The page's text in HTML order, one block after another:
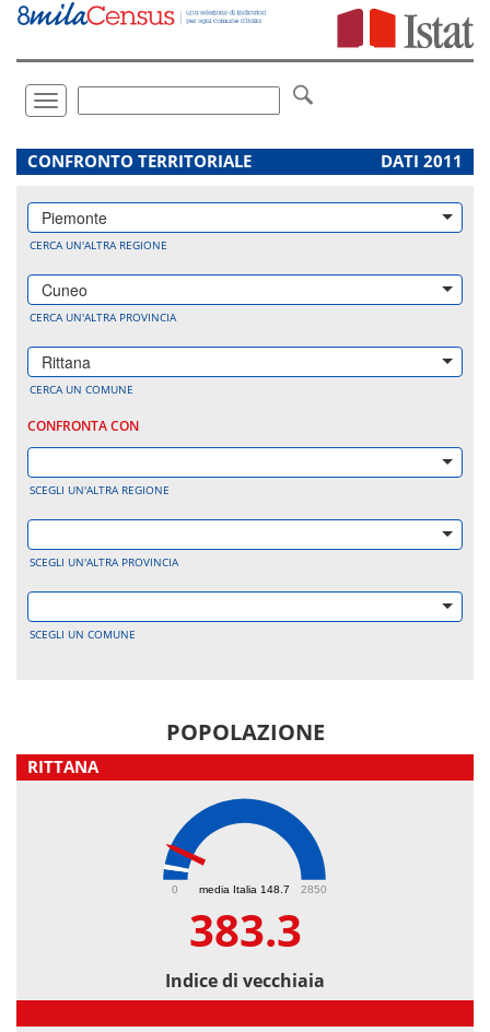
Vai
direttamente
Toggle
navigation
.
CONFRONTO TERRITORIALE DATI 2011
Piemonte
CERCA UN'ALTRA REGIONE
Cuneo
CERCA UN'ALTRA PROVINCIA
Rittana
CERCA UN COMUNE
CONFRONTA CON
SCEGLI UN'ALTRA REGIONE
SCEGLI UN'ALTRA PROVINCIA
SCEGLI UN COMUNE
POPOLAZIONE
RITTANA
media Italia 148.7
0 2850
383.3
Indice di vecchiaia